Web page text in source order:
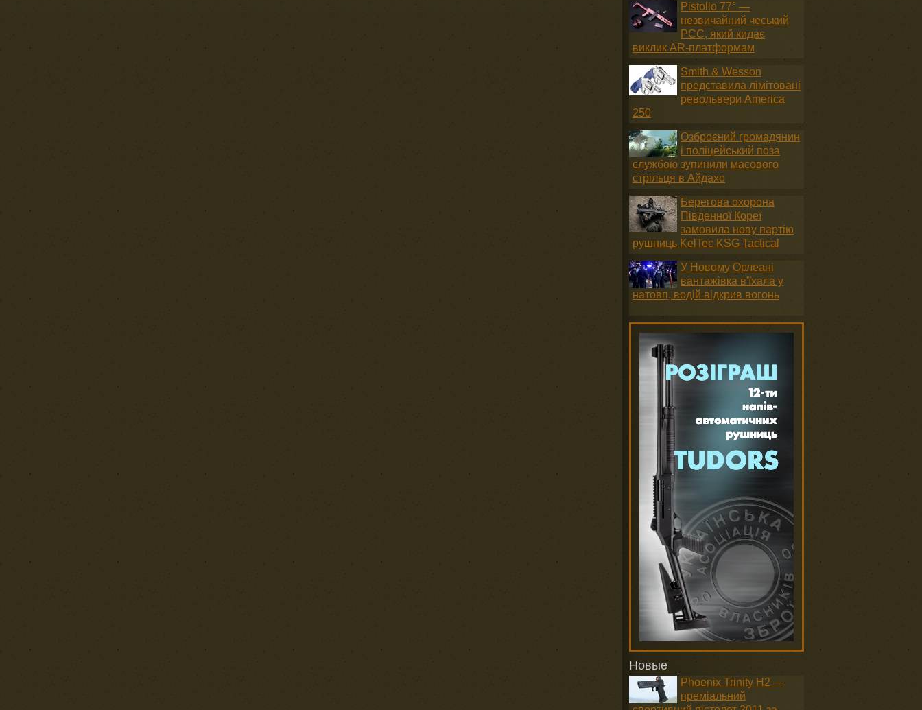
Pistollo 77° —
незвичайний чеський
PCC, який кидає
виклик AR-платформам
Smith & Wesson
представила лімітовані
револьвери America
250
Озброєний громадянин
і поліцейський поза
службою зупинили масового
стрільця в Айдахо
Берегова охорона
Південної Кореї
замовила нову партію
рушниць KelTec KSG Tactical
У Новому Орлеані
вантажівка в'їхала у
натовп, водій відкрив вогонь
Новые
Phoenix Trinity H2 —
преміальний